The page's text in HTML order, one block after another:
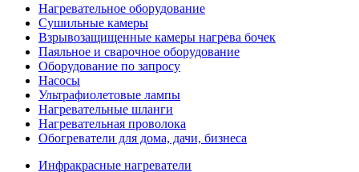
Нагревательное оборудование
Сушильные камеры
Взрывозащищенные камеры нагрева бочек
Паяльное и сварочное оборудование
Оборудование по запросу
Насосы
Ультрафиолетовые лампы
Нагревательные шланги
Нагревательная проволока
Обогреватели для дома, дачи, бизнеса
Инфракрасные нагреватели